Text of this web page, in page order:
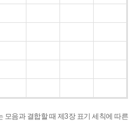
모음과 결합할 때 제3장 표기 세칙에 따른